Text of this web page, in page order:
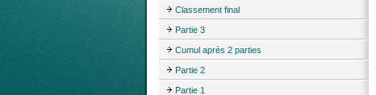
Classement final
Partie 3
Cumul après 2 parties
Partie 2
Partie 1